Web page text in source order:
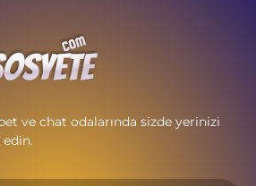
ve chat odalarında sizde yerinizi
edin.